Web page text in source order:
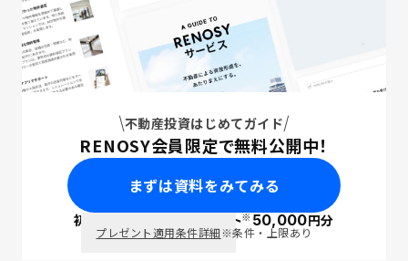
不動産投資はじめてガイド
RENOSY会員限定で無料公開中！
まずは資料をみてみる
初回面談で ポイント※50,000円分
プレゼント適用条件詳細※条件・上限あり